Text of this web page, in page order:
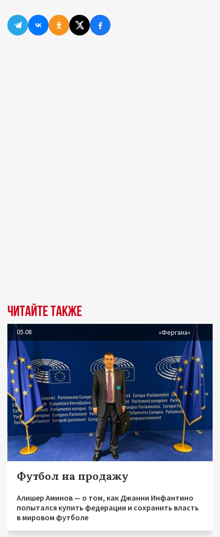
Читайте также
05.08 «Фергана»
Футбол на продажу
Алишер Аминов — о том, как Джанни Инфантино
попытался купить федерации и сохранить власть
в мировом футболе